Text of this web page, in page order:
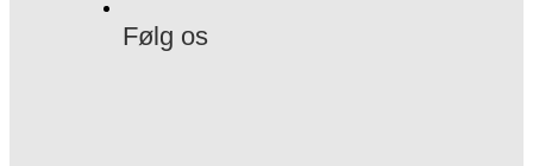
Følg os